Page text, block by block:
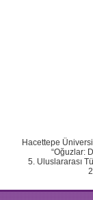
Hacettepe
“Oğuzlar:
5. Uluslararası